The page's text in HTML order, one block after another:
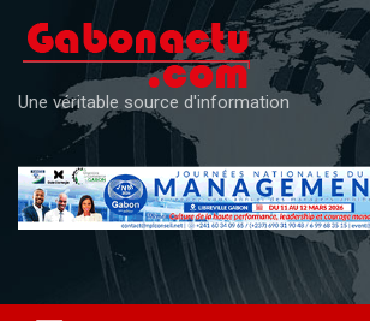
content
Une véritable source d'information